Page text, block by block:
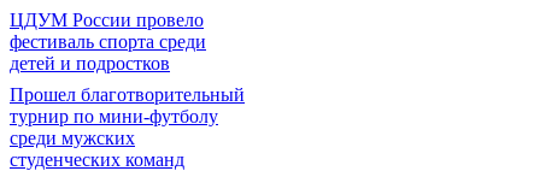
ЦДУМ России провело
фестиваль спорта среди
детей и подростков
Прошел благотворительный
турнир по мини-футболу
среди мужских
студенческих команд